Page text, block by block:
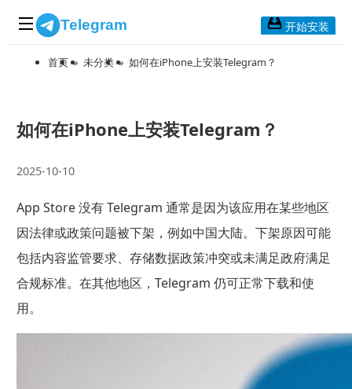
Telegram
应用下载
Telegram Mac版
Telegram安卓版
Telegram Web版
开始安装
首页 » 未分类 » 如何在iPhone上安装Telegram？
如何在iPhone上安装Telegram？
2025-10-10
App Store 没有 Telegram 通常是因为该应用在某些地区
因法律或政策问题被下架，例如中国大陆。下架原因可能
包括内容监管要求、存储数据政策冲突或未满足政府满足
合规标准。在其他地区，Telegram 仍可正常下载和使
用。